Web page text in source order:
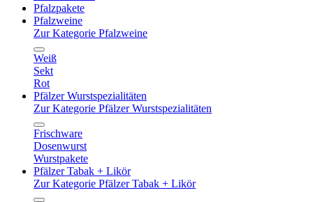
Pfalzpakete
Pfalzweine
Zur Kategorie Pfalzweine
Weiß
Sekt
Rot
Pfälzer Wurstspezialitäten
Zur Kategorie Pfälzer Wurstspezialitäten
Frischware
Dosenwurst
Wurstpakete
Pfälzer Tabak + Likör
Zur Kategorie Pfälzer Tabak + Likör